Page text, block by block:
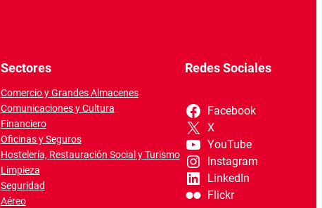
Sectores
Comercio y Grandes Almacenes
Comunicaciones y Cultura
Financiero
Oficinas y Seguros
Hostelería, Restauración Social y Turismo
Limpieza
Seguridad
Aéreo
Redes Sociales
Facebook
X
YouTube
Instagram
LinkedIn
Flickr